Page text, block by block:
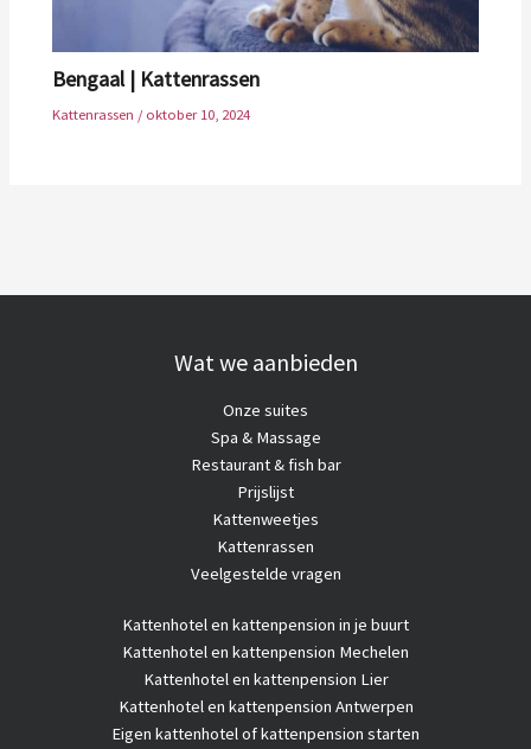
Bengaal | Kattenrassen
Kattenrassen /oktober 10, 2024
Wat we aanbieden
Onze suites
Spa & Massage
Restaurant & fish bar
Prijslijst
Kattenweetjes
Kattenrassen
Veelgestelde vragen
Kattenhotelen kattenpension in je buurt
Kattenhotel en kattenpension Mechelen
Kattenhotel en kattenpension Lier
Kattenhotel en kattenpension Antwerpen
Eigen kattenhotel of kattenpension starten